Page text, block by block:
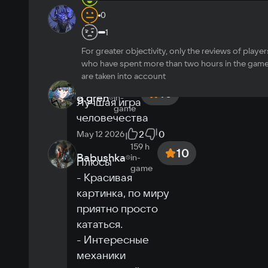
Sneg
game
миленько,
живенько, не
напряжно
9 hours ago 0 0
g.greh in-
game
10
Лучшая игра
человечества
May 12 2026 2 0
Babushka
159 h
in-
game
10
Плюсы
- Красивая
картинка, по миру
приятно просто
кататься.
- Интересные
механики
0
1
For greater objectivity, only the reviews of
who have spent more than two hours in the
are taken into account